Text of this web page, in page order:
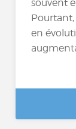
souvent
en